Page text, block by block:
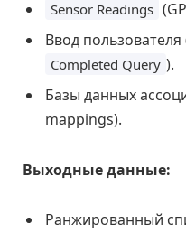
Sensor Readings
Ввод пользователя
Completed Query ).
Базы данных
mappings).
Выходные данные:
Ранжированный